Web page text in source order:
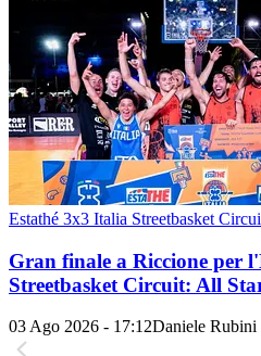
Estathé 3x3 Italia Streetbasket
Gran finale a Riccione per
Streetbasket Circuit: All
03 Ago 2026 - 17:12Daniele Rubini